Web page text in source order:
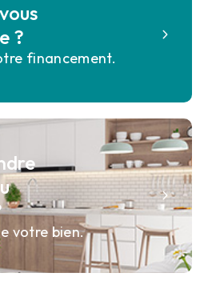
?
financement.
votre bien.